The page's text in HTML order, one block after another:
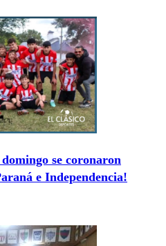
se coronaron
e Independencia!